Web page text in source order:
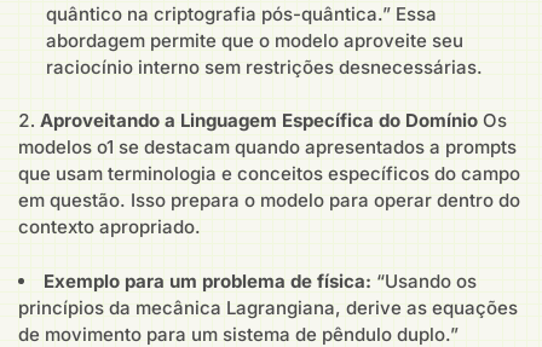
quântico na criptografia pós-quântica.” Essa
abordagem permite que o modelo aproveite seu
raciocínio interno sem restrições desnecessárias.
Aproveitando a Linguagem Específica do Domínio Os
modelos o1 se destacam quando apresentados a prompts
que usam terminologia e conceitos específicos do campo
em questão. Isso prepara o modelo para operar dentro do
contexto apropriado.
Exemplo para um problema de física: “Usando os
princípios da mecânica Lagrangiana, derive as equações
de movimento para um sistema de pêndulo duplo.”